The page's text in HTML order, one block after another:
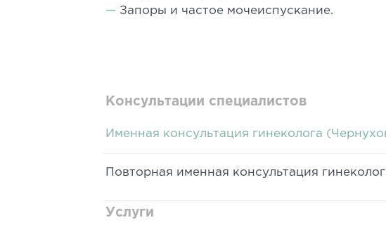
Запоры и частое мочеиспускание.
Консультации специалистов
Именная консультация гинеколога
Повторная именная консультация
Услуги